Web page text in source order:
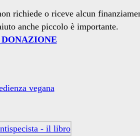
richiede o riceve alcun
anche piccolo è importante.